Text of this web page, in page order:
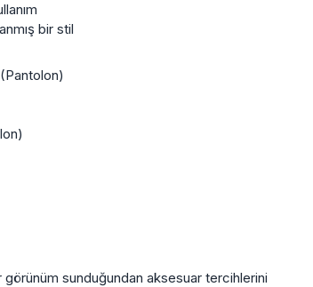
bir stil
görünüm sunduğundan aksesuar tercihlerini